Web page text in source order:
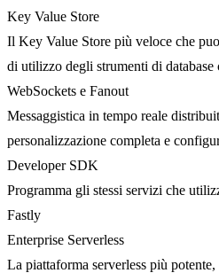
Key Value Store
Il Key Value Store più veloce che
di utilizzo degli strumenti di database
WebSockets e Fanout
Messaggistica in tempo reale
personalizzazione completa e
Developer SDK
Programma gli stessi servizi che
Fastly
Enterprise Serverless
La piattaforma serverless più potente,